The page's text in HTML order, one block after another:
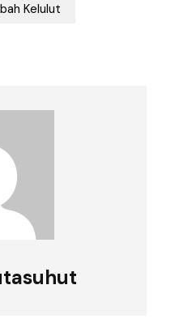
Kelulut